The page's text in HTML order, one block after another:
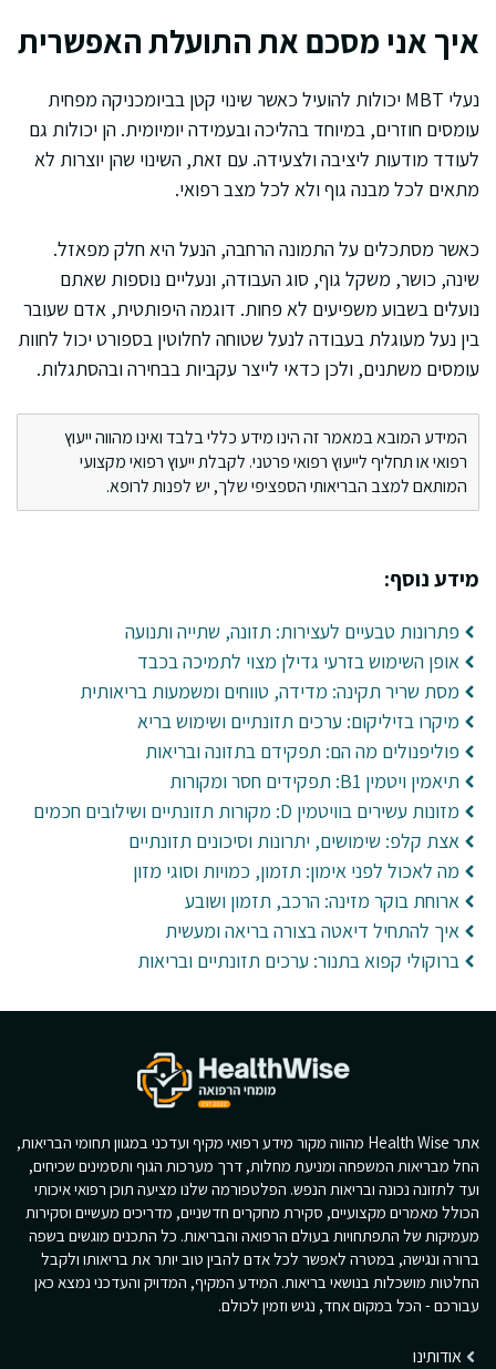
איך אני מסכם את התועלת האפשרית
נעלי MBT יכולות להועיל כאשר שינוי קטן בביומכניקה מפחית
עומסים חוזרים, במיוחד בהליכה ובעמידה יומיומית. הן יכולות גם
לעודד מודעות ליציבה ולצעידה. עם זאת, השינוי שהן יוצרות לא
מתאים לכל מבנה גוף ולא לכל מצב רפואי.
כאשר מסתכלים על התמונה הרחבה, הנעל היא חלק מפאזל.
שינה, כושר, משקל גוף, סוג העבודה, ונעליים נוספות שאתם
נועלים בשבוע משפיעים לא פחות. דוגמה היפותטית, אדם שעובר
בין נעל מעוגלת בעבודה לנעל שטוחה לחלוטין בספורט יכול לחוות
עומסים משתנים, ולכן כדאי לייצר עקביות בבחירה ובהסתגלות.
המידע המובא במאמר זה הינו מידע כללי בלבד ואינו מהווה ייעוץ
רפואי או תחליף לייעוץ רפואי פרטני. לקבלת ייעוץ רפואי מקצועי
המותאם למצב הבריאותי הספציפי שלך, יש לפנות לרופא.
מידע נוסף:
פתרונות טבעיים לעצירות: תזונה, שתייה ותנועה
אופן השימוש בזרעי גדילן מצוי לתמיכה בכבד
מסת שריר תקינה: מדידה, טווחים ומשמעות בריאותית
מיקרו בזיליקום: ערכים תזונתיים ושימוש בריא
פוליפנולים מה הם: תפקידם בתזונה ובריאות
תיאמין ויטמין B1: תפקידים חסר ומקורות
מזונות עשירים בוויטמין D: מקורות תזונתיים ושילובים חכמים
אצת קלפ: שימושים, יתרונות וסיכונים תזונתיים
מה לאכול לפני אימון: תזמון, כמויות וסוגי מזון
ארוחת בוקר מזינה: הרכב, תזמון ושובע
איך להתחיל דיאטה בצורה בריאה ומעשית
ברוקולי קפוא בתנור: ערכים תזונתיים ובריאות
אתר Health Wise מהווה מקור מידע רפואי מקיף ועדכני במגוון תחומי הבריאות,
החל מבריאות המשפחה ומניעת מחלות, דרך מערכות הגוף ותסמינים שכיחים,
ועד לתזונה נכונה ובריאות הנפש. הפלטפורמה שלנו מציעה תוכן רפואי איכותי
הכולל מאמרים מקצועיים, סקירת מחקרים חדשניים, מדריכים מעשיים וסקירות
מעמיקות של התפתחויות בעולם הרפואה והבריאות. כל התכנים מוגשים בשפה
ברורה ונגישה, במטרה לאפשר לכל אדם להבין טוב יותר את בריאותו ולקבל
החלטות מושכלות בנושאי בריאות. המידע המקיף, המדויק והעדכני נמצא כאן
עבורכם - הכל במקום אחד, נגיש וזמין לכולם.
אודותינו